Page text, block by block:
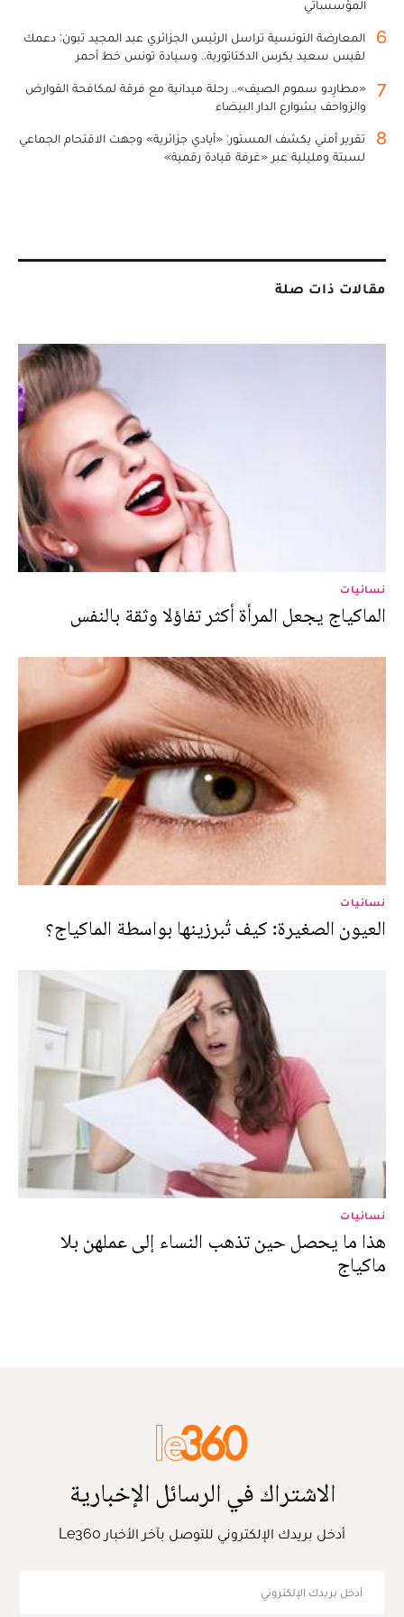
المؤسساتي
6
المعارضة التونسية تراسل الرئيس الجزائري عبد المجيد تبون: دعمك
لقيس سعيد يكرس الدكتاتورية.. وسيادة تونس خط أحمر
7
«مطارِدو سموم الصيف».. رحلة ميدانية مع فرقة لمكافحة القوارض
والزواحف بشوارع الدار البيضاء
8
تقرير أمني يكشف المستور: «أيادي جزائرية» وجهت الاقتحام الجماعي
لسبتة ومليلية عبر «غرفة قيادة رقمية»
مقالات ذات صلة
نسائيات
الماكياج يجعل المرأة أكثر تفاؤلا وثقة بالنفس
نسائيات
العيون الصغيرة: كيف تُبرزينها بواسطة الماكياج؟
نسائيات
هذا ما يحصل حين تذهب النساء إلى عملهن بلا
ماكياج
الاشتراك في الرسائل الإخبارية
أدخل بريدك الإلكتروني للتوصل بآخر الأخبار Le360